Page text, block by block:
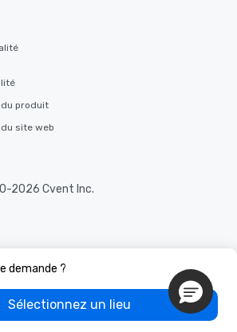
demande ?
Sélectionnez un lieu
produit
site web
2026 Cvent Inc.